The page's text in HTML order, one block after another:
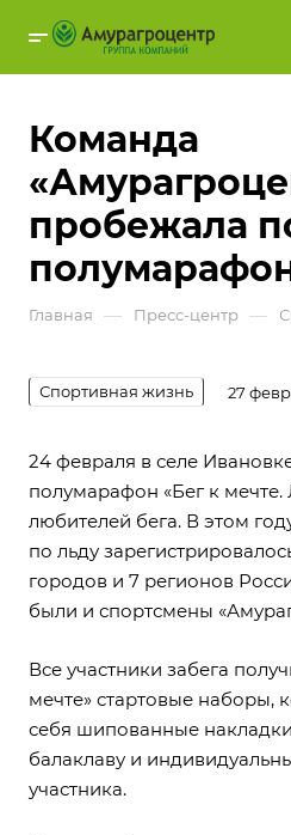
Команда
пробежала
Главная — Пресс-центр —
Спортивная жизнь 27
24 февраля в селе
полумарафон «Бег к
любителей бега. В этом
по льду
городов и 7 регионов
были и спортсмены
Все участники забега
мечте» стартовые наборы,
себя шипованные
балаклаву и
участника.